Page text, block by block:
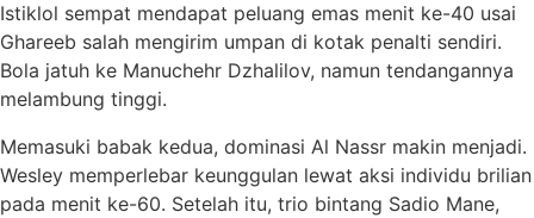
Istiklol sempat mendapat peluang emas menit ke-40 usai
Ghareeb salah mengirim umpan di kotak penalti sendiri.
Bola jatuh ke Manuchehr Dzhalilov, namun tendangannya
melambung tinggi.
Memasuki babak kedua, dominasi Al Nassr makin menjadi.
Wesley memperlebar keunggulan lewat aksi individu brilian
pada menit ke-60. Setelah itu, trio bintang Sadio Mane,